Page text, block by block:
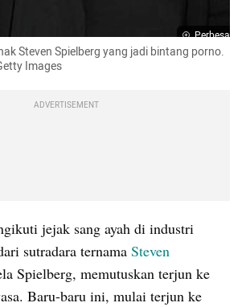
Perbesar
Steven Spielberg yang jadi bintang porno.
Images
ADVERTISEMENT
jejak sang ayah di industri
sutradara ternama Steven
Spielberg, memutuskan terjun ke
Baru-baru ini, mulai terjun ke